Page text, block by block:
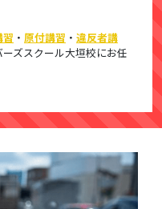
習 ・ 原付講習 ・ 違反者講
ズスクール大垣校にお任